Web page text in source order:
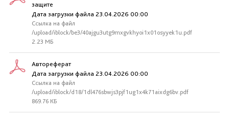
защите
Дата загрузки файла 23.04.2026 00:00
Ссылка на файл
/upload/iblock/be3/40ajgu3utg9mxgvkhyoi1x01osyyek1u.pdf
2.23 МБ
Автореферат
Дата загрузки файла 23.04.2026 00:00
Ссылка на файл
/upload/iblock/d18/1dl476sbwjs3pjf1ug1x4k71aixdg6bv.pdf
869.76 КБ